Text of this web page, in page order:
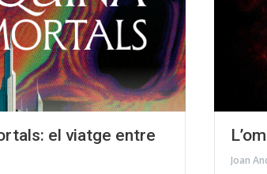
el viatge entre